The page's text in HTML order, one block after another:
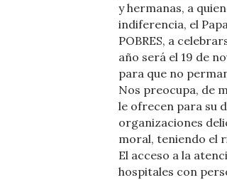
y hermanas, a
indiferencia, el
POBRES, a
año será el 19 de
para que no
Nos preocupa, de
le ofrecen para su
organizaciones
moral, teniendo el
El acceso a la
hospitales con